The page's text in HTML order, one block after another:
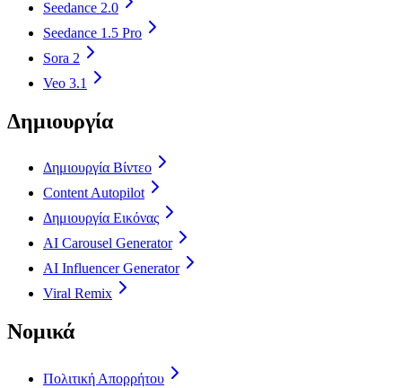
Seedance 2.0
Seedance 1.5 Pro
Sora 2
Veo 3.1
Δημιουργία
Δημιουργία Βίντεο
Content Autopilot
Δημιουργία Εικόνας
AI Carousel Generator
AI Influencer Generator
Viral Remix
Νομικά
Πολιτική Απορρήτου